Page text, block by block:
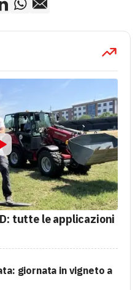
tutte le applicazioni
giornata in vigneto a